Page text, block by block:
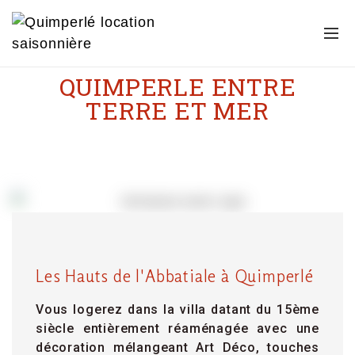
QUIMPERLE ENTRE
TERRE ET MER
Les Hauts de l'Abbatiale à Quimperlé
Vous logerez dans la villa datant du 15ème
siècle entièrement réaménagée avec une
décoration mélangeant Art Déco, touches